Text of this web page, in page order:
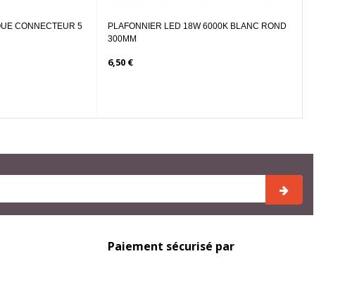
PLAFONNIER LED 18W 6000K BLANC ROND
PLAFONNIER LED 18W 4000K
Paiement sécurisé par